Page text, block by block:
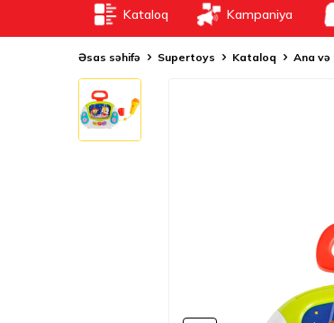
Kataloq Kampaniya
Əsas səhifə Supertoys Kataloq Ana və